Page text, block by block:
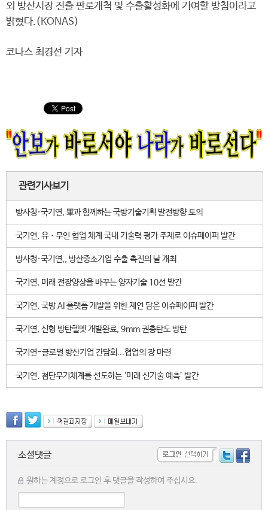
외 방산시장 진출 판로개척 및 수출활성화에 기여할 방침이라고
밝혔다.(KONAS)
코나스 최경선 기자
관련기사보기
방사청·국기연, 軍과 함께하는 국방기술기획 발전방향 토의
국기연, 유ㆍ무인 협업 체계 국내 기술력 평가 주제로 이슈페이퍼 발간
방사청·국기연,, 방산중소기업 수출 촉진의 날 개최
국기연, 미래 전장양상을 바꾸는 양자기술 10선 발간
국기연, 국방 AI 플랫폼 개발을 위한 제언 담은 이슈페이퍼 발간
국기연, 신형 방탄헬멧 개발완료, 9mm 권총탄도 방탄
국기연-글로벌 방산기업 간담회...협업의 장 마련
국기연, 첨단무기체계를 선도하는 ‘미래 신기술 예측’ 발간
소셜댓글
원하는 계정으로 로그인 후 댓글을 작성하여 주십시요.